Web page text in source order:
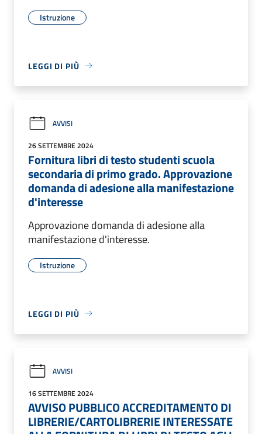
Istruzione
LEGGI DI PIÙ
AVVISI
26 SETTEMBRE 2024
Fornitura libri di testo studenti scuola
secondaria di primo grado. Approvazione
domanda di adesione alla manifestazione
d'interesse
Approvazione domanda di adesione alla
manifestazione d'interesse.
Istruzione
LEGGI DI PIÙ
AVVISI
16 SETTEMBRE 2024
AVVISO PUBBLICO ACCREDITAMENTO DI
LIBRERIE/CARTOLIBRERIE INTERESSATE